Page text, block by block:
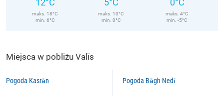
12°C
maks. 18°C
min. 6°C
5°C
maks. 10°C
min. 0°C
0°C
maks. 4°C
min. -5°C
Miejsca w pobliżu Valīs
Pogoda Kasrān Pogoda Bāgh Nedī